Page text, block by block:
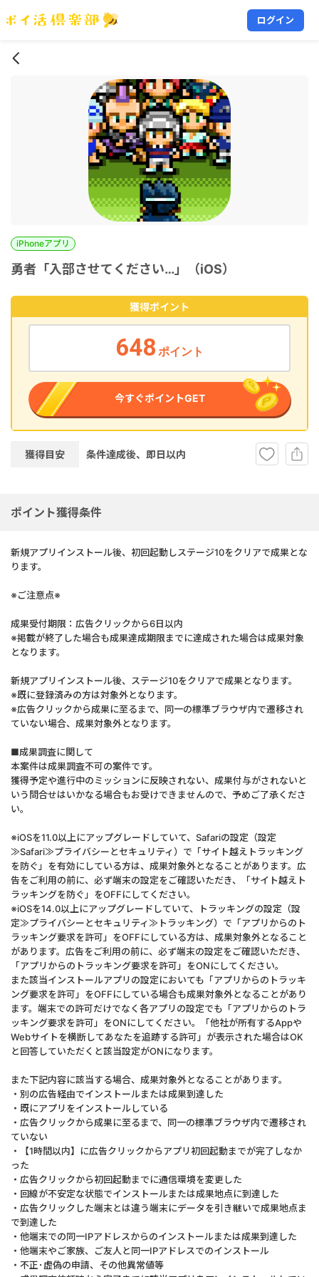
ログイン
iPhoneアプリ
勇者「入部させてください…」（iOS）
獲得ポイント
648 ポイント
今すぐポイントGET
獲得目安 条件達成後、即日以内
ポイント獲得条件
新規アプリインストール後、初回起動しステージ10をクリアで成果とな
ります。
※ご注意点※
成果受付期限：広告クリックから6日以内
※掲載が終了した場合も成果達成期限までに達成された場合は成果対象
となります。
新規アプリインストール後、ステージ10をクリアで成果となります。
※既に登録済みの方は対象外となります。
※広告クリックから成果に至るまで、同一の標準ブラウザ内で遷移され
ていない場合、成果対象外となります。
■成果調査に関して
本案件は成果調査不可の案件です。
獲得予定や進行中のミッションに反映されない、成果付与がされないと
いう問合せはいかなる場合もお受けできませんので、予めご了承くださ
い。
※iOSを11.0以上にアップグレードしていて、Safariの設定（設定
≫Safari≫プライバシーとセキュリティ）で「サイト越えトラッキング
を防ぐ」を有効にしている方は、成果対象外となることがあります。広
告をご利用の前に、必ず端末の設定をご確認いただき、「サイト越えト
ラッキングを防ぐ」をOFFにしてください。
※iOSを14.0以上にアップグレードしていて、トラッキングの設定（設
定≫プライバシーとセキュリティ≫トラッキング）で「アプリからのト
ラッキング要求を許可」をOFFにしている方は、成果対象外となること
があります。広告をご利用の前に、必ず端末の設定をご確認いただき、
「アプリからのトラッキング要求を許可」をONにしてください。
また該当インストールアプリの設定においても「アプリからのトラッキ
ング要求を許可」をOFFにしている場合も成果対象外となることがあり
ます。端末での許可だけでなく各アプリの設定でも「アプリからのトラ
ッキング要求を許可」をONにしてください。「他社が所有するAppや
Webサイトを横断してあなたを追跡する許可」が表示された場合はOK
と回答していただくと該当設定がONになります。
また下記内容に該当する場合、成果対象外となることがあります。
・別の広告経由でインストールまたは成果到達した
・既にアプリをインストールしている
・広告クリックから成果に至るまで、同一の標準ブラウザ内で遷移され
ていない
・【1時間以内】に広告クリックからアプリ初回起動までが完了しなか
った
・広告クリックから初回起動までに通信環境を変更した
・回線が不安定な状態でインストールまたは成果地点に到達した
・広告クリックした端末とは違う端末にデータを引き継いで成果地点ま
で到達した
・他端末での同一IPアドレスからのインストールまたは成果到達した
・他端末やご家族、ご友人と同一IPアドレスでのインストール
・不正･虚偽の申請、その他異常値等